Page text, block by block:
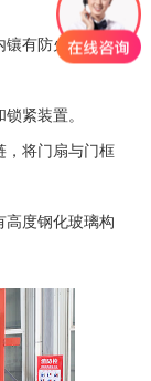
镶有防火密封
紧装置。
，将门扇与门框
高度钢化玻璃构